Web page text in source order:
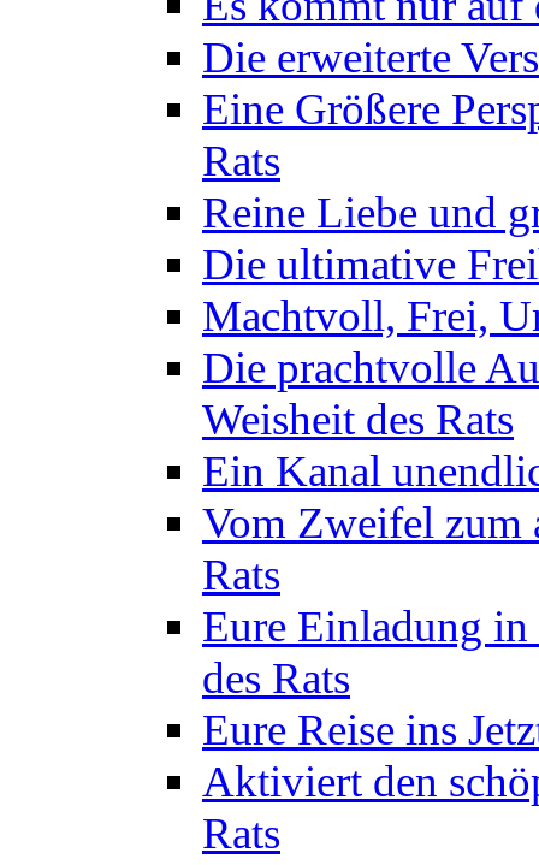
Die erweiterte
Eine Größere
Rats
Reine Liebe und
Die ultimative
Machtvoll, Frei,
Die prachtvolle
Weisheit des Rats
Ein Kanal
Vom Zweifel zum
Rats
Eure Einladung
des Rats
Eure Reise ins
Aktiviert den
Rats